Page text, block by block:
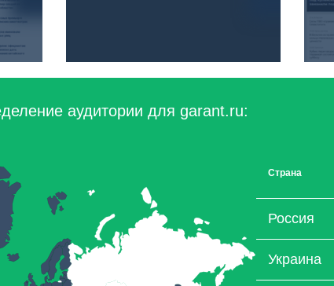
аудитории для garant.ru:
Страна
Россия
Украина